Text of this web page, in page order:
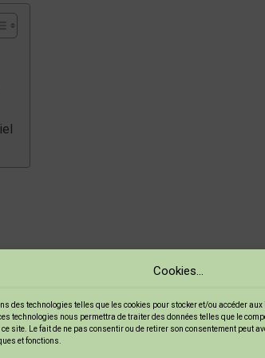
Cookies...
des technologies telles que les cookies pour stocker et/ou accéder
technologies nous permettra de traiter des données telles que le
site. Le fait de ne pas consentir ou de retirer son consentement peut
et fonctions.
petits peuvent explorer différentes
du sable, de l’eau ou des tissus.